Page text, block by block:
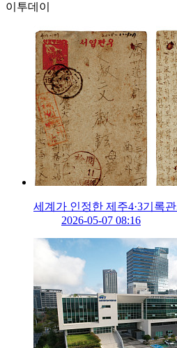
이투데이
세계가 인정한 제주4·3기록
2026-05-07 08:16